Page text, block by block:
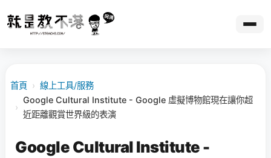
首頁 › 線上工具/服務
›
Google Cultural Institute - Google 虛擬博物館現在讓你超
近距離觀賞世界級的表演
Google Cultural Institute -